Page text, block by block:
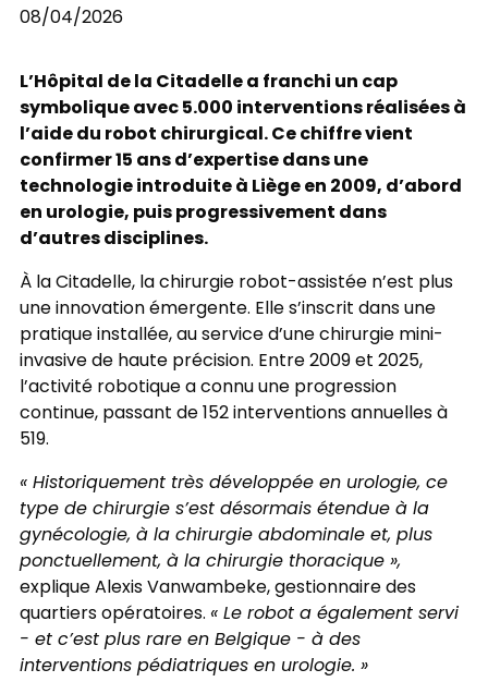
08/04/2026
L’Hôpital de la Citadelle a franchi un cap
symbolique avec 5.000 interventions réalisées à
l’aide du robot chirurgical. Ce chiffre vient
confirmer 15 ans d’expertise dans une
technologie introduite à Liège en 2009, d’abord
en urologie, puis progressivement dans
d’autres disciplines.
À la Citadelle, la chirurgie robot-assistée n’est plus
une innovation émergente. Elle s’inscrit dans une
pratique installée, au service d’une chirurgie mini-
invasive de haute précision. Entre 2009 et 2025,
l’activité robotique a connu une progression
continue, passant de 152 interventions annuelles à
519.
« Historiquement très développée en urologie, ce
type de chirurgie s’est désormais étendue à la
gynécologie, à la chirurgie abdominale et, plus
ponctuellement, à la chirurgie thoracique »,
explique Alexis Vanwambeke, gestionnaire des
quartiers opératoires.« Le robot a également servi
- et c’est plus rare en Belgique - à des
interventions pédiatriques en urologie. »